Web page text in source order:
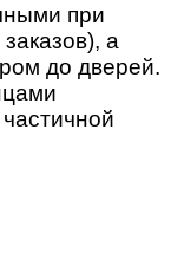
при
а
до дверей.